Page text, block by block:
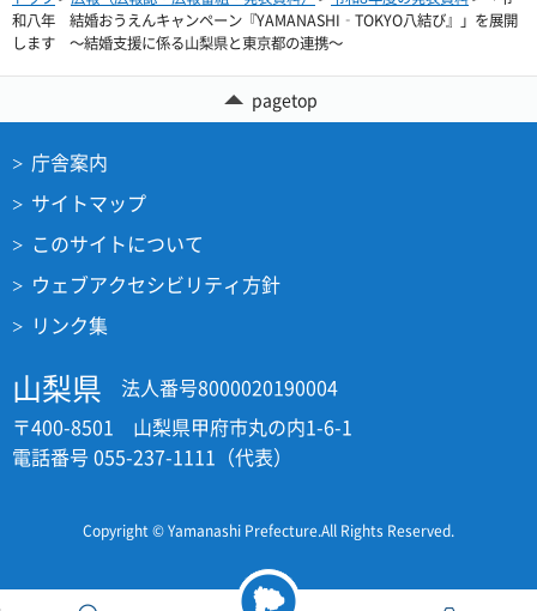
和八年 結婚おうえんキャンペーン『YAMANASHI­‐TOKYO八結び』」を展開
します ～結婚支援に係る山梨県と東京都の連携～
pagetop
庁舎案内
サイトマップ
このサイトについて
ウェブアクセシビリティ方針
リンク集
山梨県
法人番号8000020190004
〒400-8501 山梨県甲府市丸の内1-6-1
電話番号 055-237-1111（代表）
Copyright © Yamanashi Prefecture.All Rights Reserved.